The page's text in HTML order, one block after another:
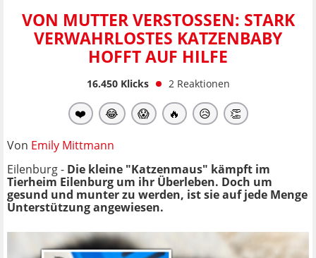
VON MUTTER VERSTOSSEN: STARK V
ERWAHRLOSTES KATZENBABY H
OFFT AUF HILFE
16.450Klicks 2 Reaktionen
❤️ 😂 😱 🔥 😥 👏
Von Emily Mittmann
Eilenburg - Die kleine "Katzenmaus" kämpft im
Tierheim Eilenburg um ihr Überleben. Doch um
gesund und munter zu werden, ist sie auf jede Menge
Unterstützung angewiesen.